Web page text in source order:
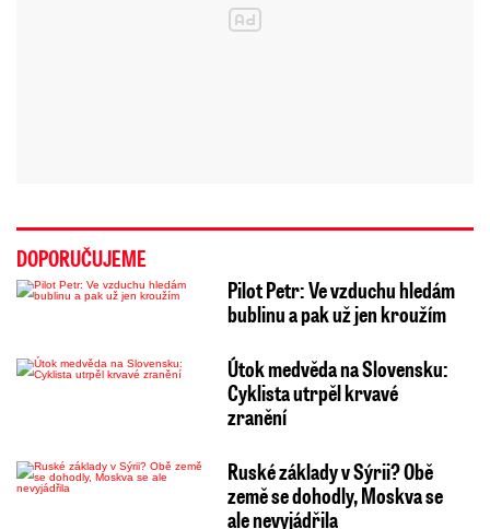
DOPORUČUJEME
Pilot Petr: Ve vzduchu hledám
bublinu a pak už jen kroužím
Útok medvěda na Slovensku:
Cyklista utrpěl krvavé
zranění
Ruské základy v Sýrii? Obě
země se dohodly, Moskva se
ale nevyjádřila